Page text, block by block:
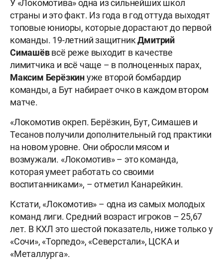
У «Локомотива» одна из сильнейших школ
страны и это факт. Из года в год оттуда выходят
топовые юниоры, которые дорастают до первой
команды. 19-летний защитникДмитрий
Симашёввсё реже выходит в качестве
лимитчика и всё чаще – в полноценных парах,
Максим Берёзкинуже второй бомбардир
команды, а Бут набирает очко в каждом втором
матче.
«Локомотив окреп. Берёзкин, Бут, Симашев и
Тесанов получили дополнительный год практики
на новом уровне. Они обросли мясом и
возмужали. «Локомотив» – это команда,
которая умеет работать со своими
воспитанниками», – отметил Канарейкин.
Кстати, «Локомотив» – одна из самых молодых
команд лиги. Средний возраст игроков – 25,67
лет. В КХЛ это шестой показатель, ниже только у
«Сочи», «Торпедо», «Северстали», ЦСКА и
«Металлурга».